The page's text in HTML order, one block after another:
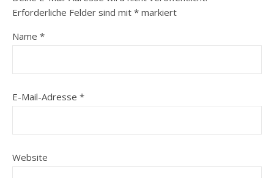
Erforderliche Felder sind mit * markiert
Name *
E-Mail-Adresse *
Website